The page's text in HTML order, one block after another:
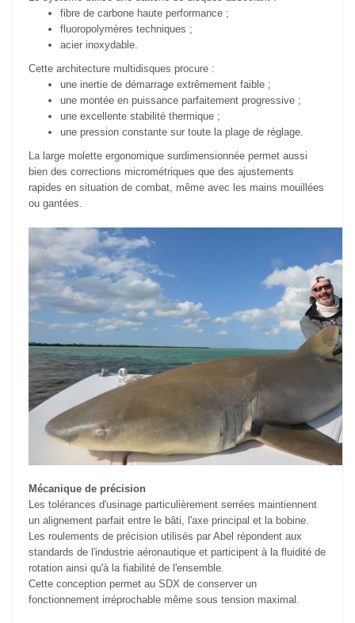
fibre de carbone haute performance ;
fluoropolymères techniques ;
acier inoxydable.
Cette architecture multidisques procure :
une inertie de démarrage extrêmement faible ;
une montée en puissance parfaitement progressive ;
une excellente stabilité thermique ;
une pression constante sur toute la plage de réglage.
La large molette ergonomique surdimensionnée permet aussi
bien des corrections micrométriques que des ajustements
rapides en situation de combat, même avec les mains mouillées
ou gantées.
Mécanique de précision
Les tolérances d'usinage particulièrement serrées maintiennent
un alignement parfait entre le bâti, l'axe principal et la bobine.
Les roulements de précision utilisés par Abel répondent aux
standards de l'industrie aéronautique et participent à la fluidité de
rotation ainsi qu'à la fiabilité de l'ensemble.
Cette conception permet au SDX de conserver un
fonctionnement irréprochable même sous tension maximal.